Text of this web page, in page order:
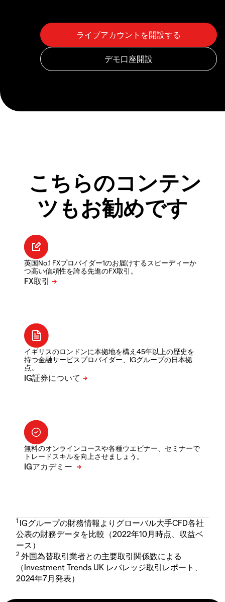
こちらのコンテン
ツもお勧めです
英国No.1 FXプロバイダー1のお届けするスピーディーか
つ高い信頼性を誇る先進のFX取引。
イギリスのロンドンに本拠地を構え45年以上の歴史を
持つ金融サービスプロバイダー、IGグループの日本拠
点。
無料のオンラインコースや各種ウエビナー、セミナーで
トレードスキルを向上させましょう。
1 IGグループの財務情報よりグローバル大手CFD各社
公表の財務データを比較（2022年10月時点、収益ベ
ース）
2 外国為替取引業者との主要取引関係数による
（Investment Trends UK レバレッジ取引レポート、
2024年7月発表）